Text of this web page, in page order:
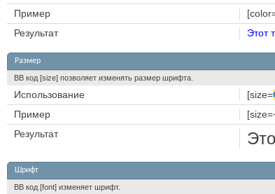
Пример
Этот
Результат
Размер
BB код [size] позволяет изменять размер шрифта.
[size=
Использование
Пример
Результат
Шрифт
BB код [font] изменяет шрифт.